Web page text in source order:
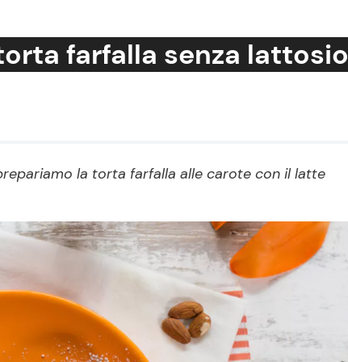
Dolci
Primi Piatti
Ricette Facili e Veloci
Ricette Feste
Ricette per Bambini
farfalla senza lattosio
la torta farfalla alle carote con il latte